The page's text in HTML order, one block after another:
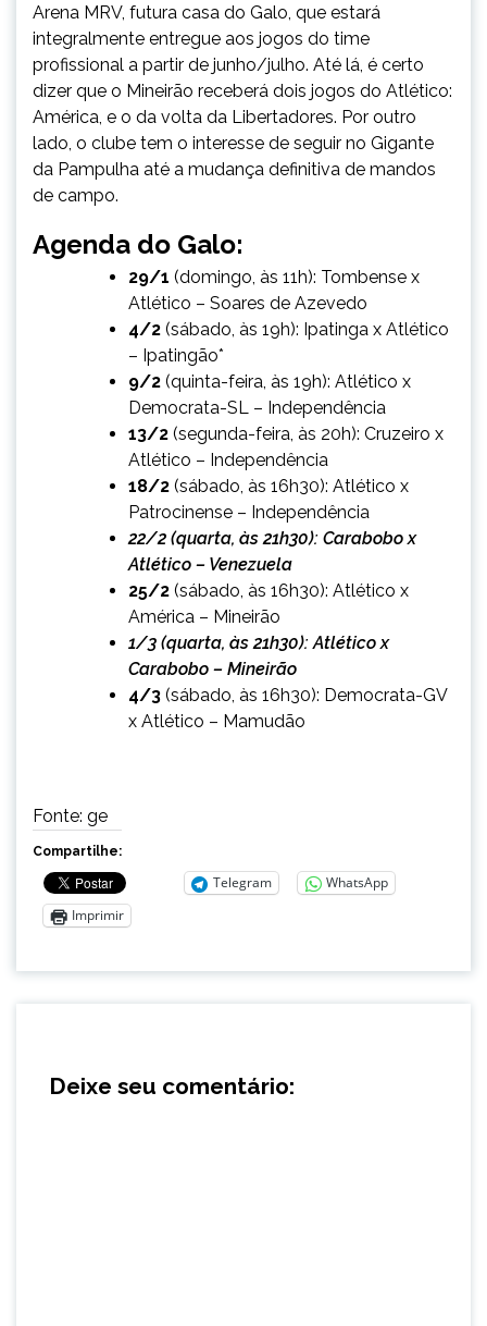
Arena MRV, futura casa do Galo, que estará
integralmente entregue aos jogos do time
profissional a partir de junho/julho. Até lá, é certo
dizer que o Mineirão receberá dois jogos do Atlético:
América, e o da volta da Libertadores. Por outro
lado, o clube tem o interesse de seguir no Gigante
da Pampulha até a mudança definitiva de mandos
de campo.
Agenda do Galo:
29/1 (domingo, às 11h): Tombense x
Atlético – Soares de Azevedo
4/2 (sábado, às 19h): Ipatinga x Atlético
– Ipatingão*
9/2 (quinta-feira, às 19h): Atlético x
Democrata-SL – Independência
13/2 (segunda-feira, às 20h): Cruzeiro x
Atlético – Independência
18/2 (sábado, às 16h30): Atlético x
Patrocinense – Independência
22/2 (quarta, às 21h30): Carabobo x
Atlético – Venezuela
25/2 (sábado, às 16h30): Atlético x
América – Mineirão
1/3 (quarta, às 21h30): Atlético x
Carabobo – Mineirão
4/3 (sábado, às 16h30): Democrata-GV
x Atlético – Mamudão
Fonte: ge
Compartilhe:
Telegram
WhatsApp
Imprimir
Deixe seu comentário: